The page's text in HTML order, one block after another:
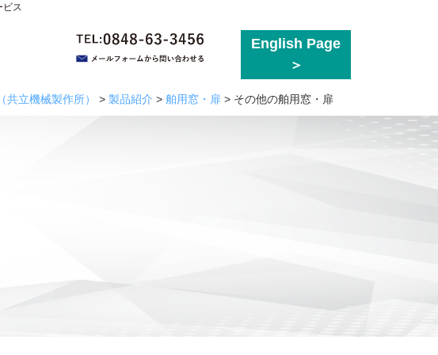
ビス
English Page
（共立機械製作所） > 製品紹介 > 舶用窓・扉 > その他の舶用窓・扉